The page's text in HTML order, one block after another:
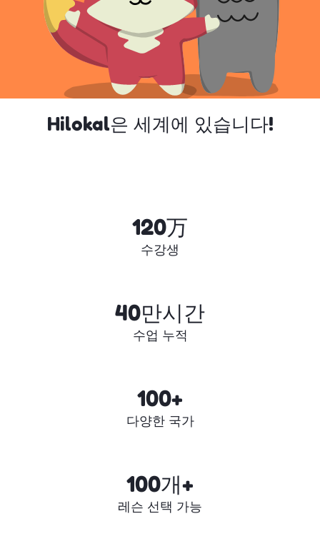
Hilokal은 세계에 있습니다!
120万
수강생
40만시간
수업 누적
100+
다양한 국가
100개+
레슨 선택 가능